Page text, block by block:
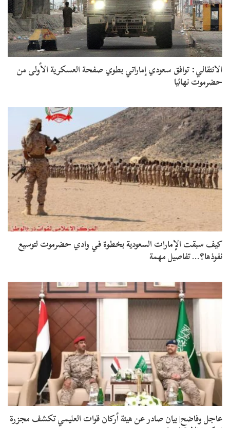
الانتقالي: توافق سعودي إماراتي بطوي صفحة العسكرية الأولى من
حضرموت نهائيا
كيف سبقت الإمارات السعودية بخطوة في وادي حضرموت لتوسيع
نفوذها؟… تفاصيل مهمة
عاجل وفاضح| بيان صادر عن هيئة أركان قوات العليمي تكشف مجزرة